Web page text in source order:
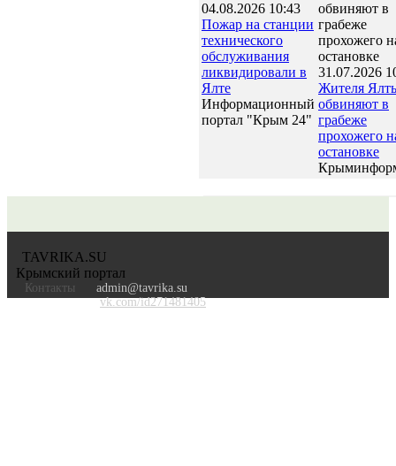
04.08.2026 10:43
Пожар на станции
технического
обслуживания
ликвидировали в
Ялте
Информационный
портал "Крым 24"
31.07.2026
Жителя
обвиняют в
грабеже
прохожего
остановке
TAVRIKA.SU
Крымский портал
Контакты
admin@tavrika.su
vk.com/id271481405